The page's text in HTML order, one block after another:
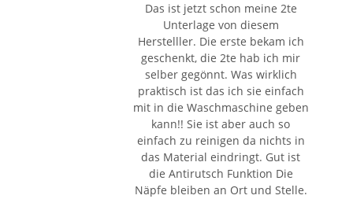
Das ist jetzt schon meine 2te
Unterlage von diesem
Herstelller. Die erste bekam ich
geschenkt, die 2te hab ich mir
selber gegönnt. Was wirklich
praktisch ist das ich sie einfach
mit in die Waschmaschine geben
kann!! Sie ist aber auch so
einfach zu reinigen da nichts in
das Material eindringt. Gut ist
die Antirutsch Funktion Die
Näpfe bleiben an Ort und Stelle.